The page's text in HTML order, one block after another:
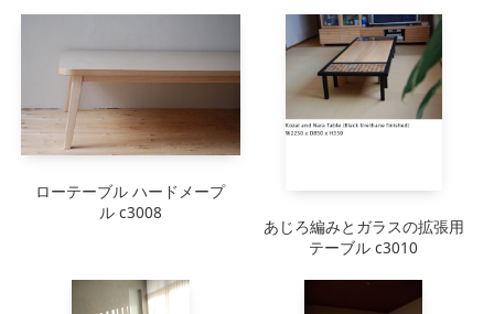
ローテーブル ハードメープ
ル c3008
あじろ編みとガラスの拡張用
テーブル c3010